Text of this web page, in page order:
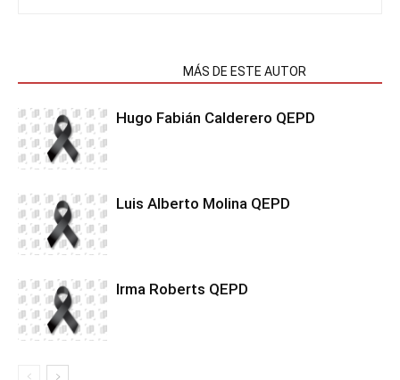
MÁS DE ESTE AUTOR
Hugo Fabián Calderero QEPD
Luis Alberto Molina QEPD
Irma Roberts QEPD